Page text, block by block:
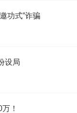
功式”诈骗
设局
！